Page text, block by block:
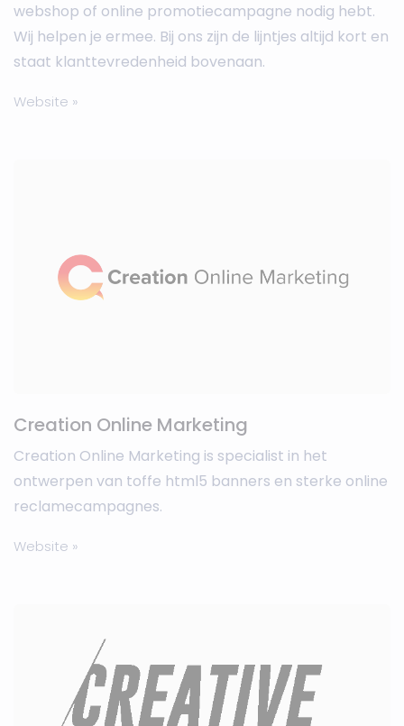
webshop of online promotiecampagne nodig hebt.
Wij helpen je ermee. Bij ons zijn de lijntjes altijd kort en
staat klanttevredenheid bovenaan.
Website »
Creation Online Marketing
Creation Online Marketing is specialist in het
ontwerpen van toffe html5 banners en sterke online
reclamecampagnes.
Website »